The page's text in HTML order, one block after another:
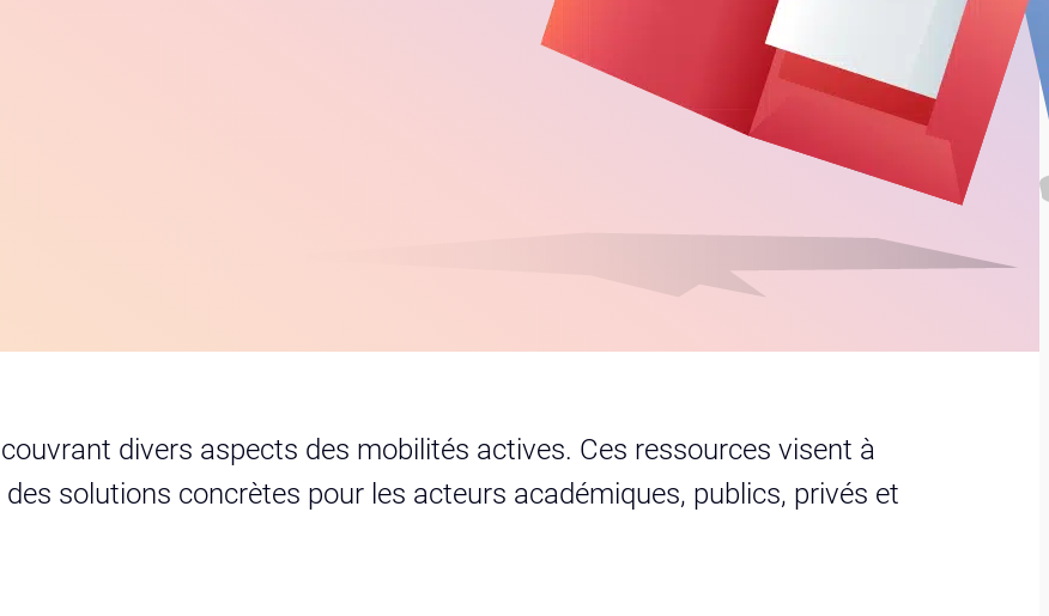
divers aspects des mobilités actives. Ces ressources visent à
solutions concrètes pour les acteurs académiques, publics, privés et